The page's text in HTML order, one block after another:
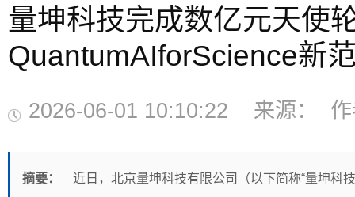
量坤科技完成数亿元天使
QuantumAIforScience新
2026-06-01 10:10:22 来源：
摘要： 近日，北京量坤科技有限公司（以下简称“量坤科